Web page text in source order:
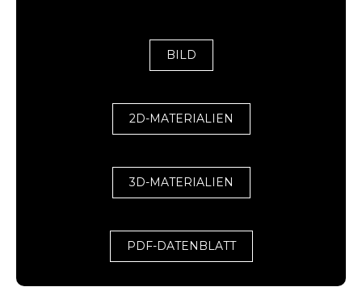
BILD
2D-MATERIALIEN
3D-MATERIALIEN
PDF-DATENBLATT